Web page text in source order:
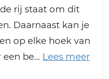
rij staat om dit
Daarnaast kan je
op elke hoek van
een be